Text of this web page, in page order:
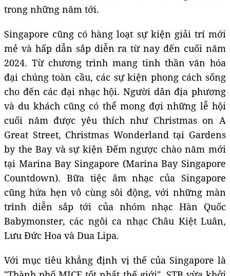
trong những năm tới.
Singapore cũng có hàng loạt sự kiện giải trí mới
mẻ và hấp dẫn sắp diễn ra từ nay đến cuối năm
2024. Từ chương trình mang tinh thần văn hóa
đại chúng toàn cầu, các sự kiện phong cách sống
cho đến các đại nhạc hội. Người dân địa phương
và du khách cũng có thể mong đợi những lễ hội
cuối năm được yêu thích như Christmas on A
Great Street, Christmas Wonderland tại Gardens
by the Bay và sự kiện Đếm ngược chào năm mới
tại Marina Bay Singapore (Marina Bay Singapore
Countdown). Bữa tiệc âm nhạc của Singapore
cũng hứa hẹn vô cùng sôi động, với những màn
trình diễn sắp tới của nhóm nhạc Hàn Quốc
Babymonster, các ngôi ca nhạc Châu Kiệt Luân,
Lưu Đức Hoa và Dua Lipa.
Với mục tiêu khẳng định vị thế của Singapore là